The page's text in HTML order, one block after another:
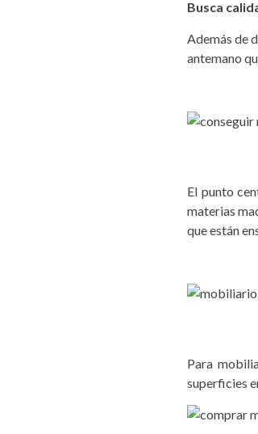
Busca
Además de
antemano
El punto
materias
que están
Para
superficies